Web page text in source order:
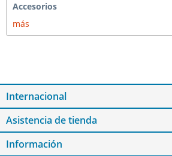
Accesorios
más
Internacional
Asistencia de tienda
Información